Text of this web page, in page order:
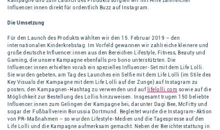
Influencer:innen direkt für ordentlich Buzz auf Instagram.
Die Umsetzung
Für den Launch des Produkts wählten wir den 15. Februar 2019 – den
internationalen Kinderkrebstag. Im Vorfeld gewannen wir zahlreiche kleinere und
große deutsche Influencer:innen aus den Bereichen Lifestyle, Fitness, Beauty und
Gaming, die unsere Kampagne ebenfalls pro bono unterstützten. Die
Influencer:innen erhielten vorab ein spezielles Influencer-Set mit dem Life Lolli.
Sie wurden gebeten, am Tag des Launches ein Selfie mit dem Life Lolli (im Stile des
Key Visuals der Kampagne mit dem Life Lolli auf der Zunge) auf Instagram zu
posten; den Kampagnen-Hashtag zu verwenden und auf lifelolli.com sowie auf die
Möglichkeit zur Bestellung des Lollis hinzuweisen. Insgesamt trugen 150 beliebte
Influencer:innen zum Gelingen der Kampagne bei, darunter Dagi Bee, McFitty und
sogar der Fußballverein Borussia Dortmund. Begleitet wurde die Instagram-Aktion
von PR-Maßnahmen – so wurden Lifestyle-Medien und die Tagespresse auf den
Life Lolli und die Kampagne aufmerksam gemacht. Neben der Berichterstattung in